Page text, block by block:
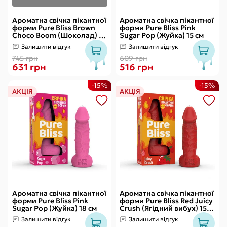
Ароматна свічка пікантної
форми Pure Bliss Brown
Choco Boom (Шоколад) 18
см Залишити відгук
745 грн
631 грн
Ароматна свічка пікантної
форми Pure Bliss Pink
Sugar Pop (Жуйка) 15 см
Залишити відгук
609 грн
516 грн
АКЦІЯ
Ароматна свічка пікантної
форми Pure Bliss Pink
Sugar Pop (Жуйка) 18 см
Залишити відгук
-15%
АКЦІЯ
Ароматна свічка пікантної
форми Pure Bliss Red Juicy
Crush (Ягідний вибух) 15
см Залишити відгук
-15%